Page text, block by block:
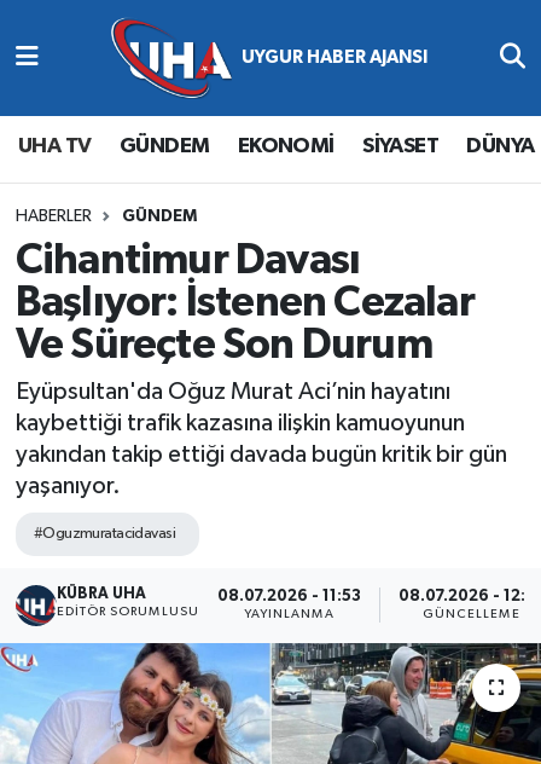
UHA TV GÜNDEM EKONOMİ SİYASET DÜNYA
HABERLER GÜNDEM
Cihantimur Davası
Başlıyor: İstenen Cezalar
Ve Süreçte Son Durum
Eyüpsultan'da Oğuz Murat Aci’nin hayatını
kaybettiği trafik kazasına ilişkin kamuoyunun
yakından takip ettiği davada bugün kritik bir gün
yaşanıyor.
#Oguzmuratacidavasi
KÜBRA UHA
EDİTÖR SORUMLUSU
08.07.2026 - 11:53
YAYINLANMA
08.07.2026 -
GÜNCELLEME
Abone Ol
Gündem
Ekonomi
Magazin
Siyaset
Spor
Yaşam
Nöbetçi Eczaneler
Hava Durumu
Namaz Vakitleri
Trafik Durumu
Süper Lig Puan Durumu ve Fikstür
Tüm Manşetler
Son Dakika Haberleri
Haber Arşivi